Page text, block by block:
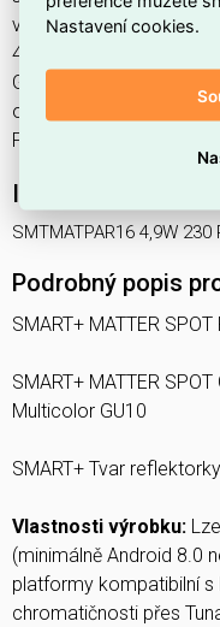
výrobce Ledvance,
4099854194955.
GU10 MULTICOLOR
od 1 ks. Kód EMAS
FRGU10FS1LEDV je
SMTMATPAR16 4,9W 230
Podrobný popis
SMART+ MATTER
SMART+ MATTER
Multicolor GU10
SMART+ Tvar
Vlastnosti výrobku:
(minimálně Android 8.0
platformy kompatibilní
chromatičnosti přes
Nastavení cookies.